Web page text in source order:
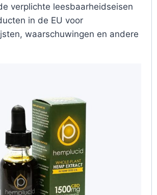
verplichte leesbaarheidseisen
in de EU voor
waarschuwingen en andere